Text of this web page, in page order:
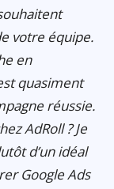
votre équipe.
en
quasiment
réussie.
AdRoll ? Je
d’un idéal
Google Ads